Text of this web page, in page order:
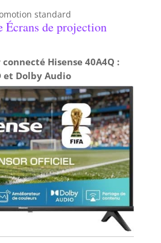
Écrans de projection
Hisense 40A4Q :
Dolby Audio